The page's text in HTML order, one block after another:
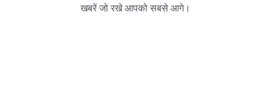
खबरें जो रखे आपको सबसे आगे।